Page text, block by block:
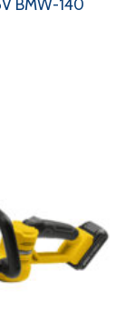
BMW-140